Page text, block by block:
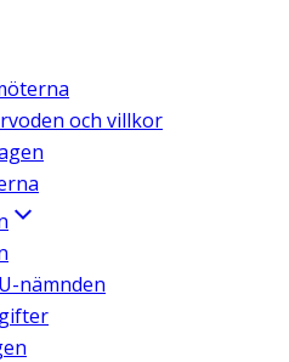
och villkor
nämnden